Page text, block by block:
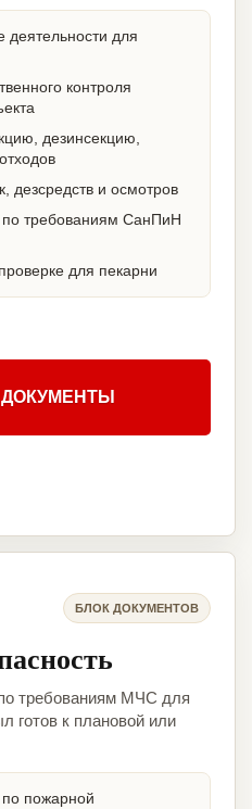
деятельности для
контроля
дезинсекцию,
дезсредств и осмотров
по требованиям СанПиН
для пекарни
БЛОК ДОКУМЕНТОВ
требованиям МЧС для
готов к плановой или
по пожарной